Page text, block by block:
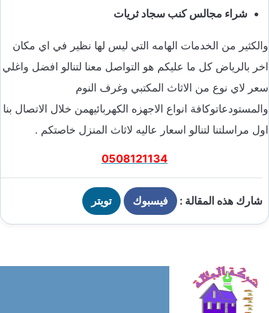
شراء مجالس كنب سجاد ثريات
والكثير من الخدمات الهامه التي ليس لها نظير في اي مكان
اخر بالرياض كل ما عليكم هو التواصل معنا لتنالو افضل واغلي
سعر لاي نوع من الاثاث المكتبي وغرف النوم
والمستودعاتوكافة انواع الاجهزه الكهربائيهمن خلال الاتصال بنا
اول مراسلتنا لتنالو اسعار عاليه لاثاث المنزل خاصتكم .
0508121134
شارك هذه المقالة : فيسبوك تويتر